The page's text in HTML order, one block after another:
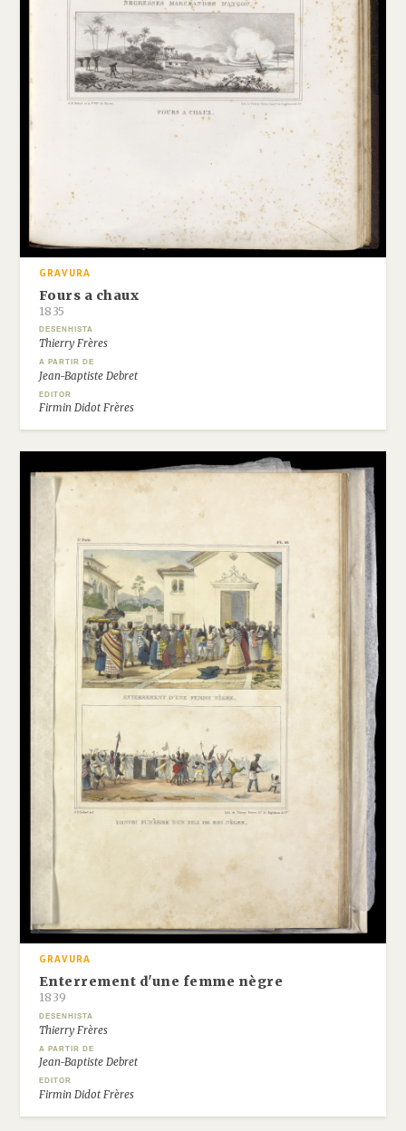
GRAVURA
Fours a chaux
1835
DESENHISTA
Thierry Frères
A PARTIR DE
Jean-Baptiste Debret
EDITOR
Firmin Didot Frères
GRAVURA
Enterrement d'une femme nègre
1839
DESENHISTA
Thierry Frères
A PARTIR DE
Jean-Baptiste Debret
EDITOR
Firmin Didot Frères